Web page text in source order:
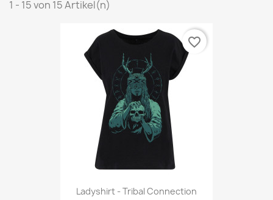
1 - 15 von 15 Artikel(n)
Ladyshirt - Tribal Connection
favorite_border